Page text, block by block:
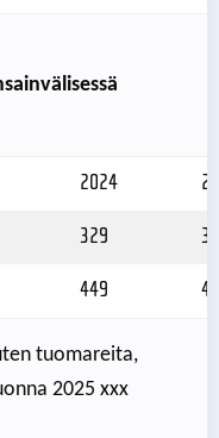
2024
329
449
tuomareita,
2025 xxx